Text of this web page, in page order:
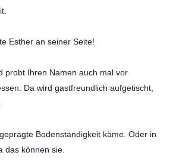
Esther an seiner Seite!
probt Ihren Namen auch mal vor
Da wird gastfreundlich aufgetischt,
Bodenständigkeit käme. Oder in
das können sie.